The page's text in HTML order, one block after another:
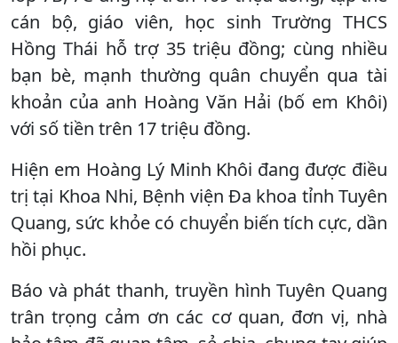
cán bộ, giáo viên, học sinh Trường THCS
Hồng Thái hỗ trợ 35 triệu đồng; cùng nhiều
bạn bè, mạnh thường quân chuyển qua tài
khoản của anh Hoàng Văn Hải (bố em Khôi)
với số tiền trên 17 triệu đồng.
Hiện em Hoàng Lý Minh Khôi đang được điều
trị tại Khoa Nhi, Bệnh viện Đa khoa tỉnh Tuyên
Quang, sức khỏe có chuyển biến tích cực, dần
hồi phục.
Báo và phát thanh, truyền hình Tuyên Quang
trân trọng cảm ơn các cơ quan, đơn vị, nhà